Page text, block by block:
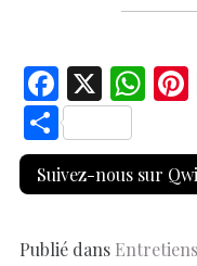
F
ac
e
b
X W
at
s
S
h
ar
Suivez-nous sur
Publié dans Entretiens